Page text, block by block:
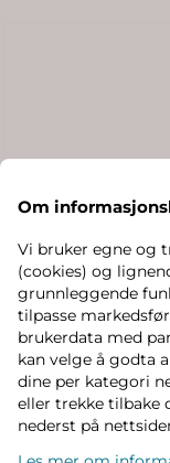
Om
Vi bruker egne og
(cookies) og
grunnleggende
tilpasse
brukerdata med
kan velge å godta
dine per kategori
eller trekke tilbake
nederst på